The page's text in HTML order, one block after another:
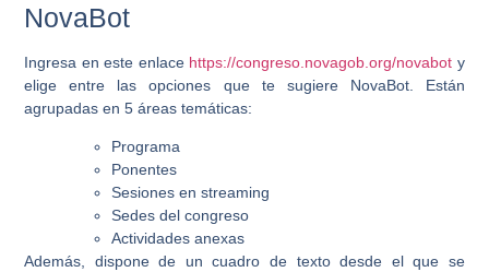
NovaBot
Ingresa en este enlace https://congreso.novagob.org/novabot y
elige entre las opciones que te sugiere NovaBot. Están
agrupadas en 5 áreas temáticas:
Programa
Ponentes
Sesiones en streaming
Sedes del congreso
Actividades anexas
Además, dispone de un cuadro de texto desde el que se